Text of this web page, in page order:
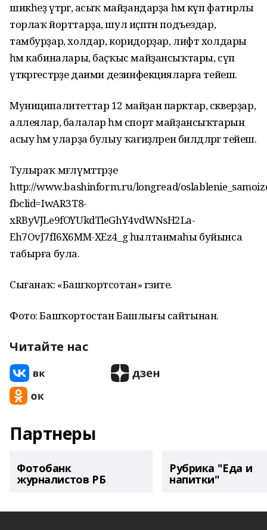
шикһеҙ үтәргә, асыҡ майҙандарҙа һәм күп фатирлы
торлаҡ йорттарҙа, шул иҫәптән подъездар,
тамбурҙар, холдар, коридорҙар, лифт холдары
һәм кабиналары, баҫҡыс майҙансыҡтары, сүп
үткәргестәрҙе даими дезинфекцияларға тейеш.
Муниципалитеттар 12 майҙан парктар, скверҙар,
аллеялар, балалар һәм спорт майҙансыҡтарын
асыу һәм уларҙа булыу ҡағиҙәләрен билдәләргә тейеш.
Тулыраҡ мәғлүмәттәрҙе
http://www.bashinform.ru/longread/
fbclid=IwAR3T8-
xRByVJLe9fOYUkdTleGhY4vdWNsH2La-
Eh7OvJ7fI6X6MM-XEz4_g һылтанмаһы буйынса
табырға була.
Сығанаҡ: «Башҡортсотан» гәзите.
Фото: Башҡортостан Башлығы сайтынан.
Читайте нас
Партнеры
Фотобанк
журналистов РБ
Рубрика "Еда и
напитки"